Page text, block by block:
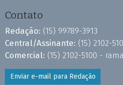
Contato
Redação: (15) 99789-3913
Central/Assinante: (15) 2102-
Comercial: (15) 2102-5100 -
Enviar e-mail para Redação